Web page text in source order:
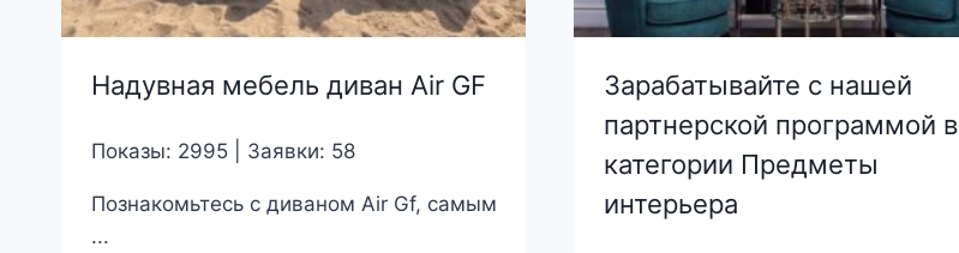
Надувная мебель диван Air GF
Показы: 2995 | Заявки: 58
Познакомьтесь с диваном Air Gf, самым
...
Зарабатывайте с нашей
партнерской программой в
категории Предметы
интерьера